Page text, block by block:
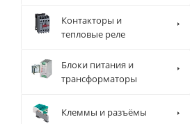
Контакторы и
тепловые реле
Блоки питания и
трансформаторы
Клеммы и разъёмы